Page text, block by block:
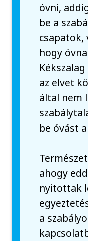
óvni,
be a
csapatok,
hogy
az elvet
által nem
be óvást
ahogy
nyitottak
a